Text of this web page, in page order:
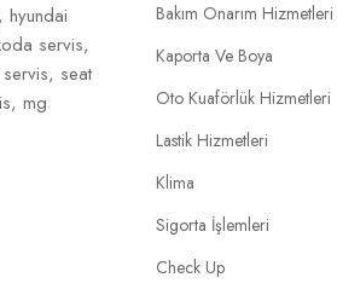
hyundai
servis,
seat
mg
Bakım Onarım Hizmetleri
Kaporta Ve Boya
Oto Kuaförlük Hizmetleri
Lastik Hizmetleri
Klima
Sigorta İşlemleri
Check Up